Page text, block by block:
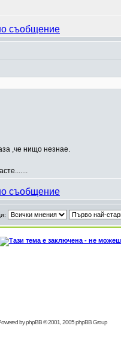
,че нищо незнае.
byphpBB© 2001, 2005 phpBB Group